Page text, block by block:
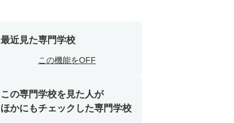
最近見た専門学校
この機能をOFF
この専門学校を見た人が
ほかにもチェックした専門学校